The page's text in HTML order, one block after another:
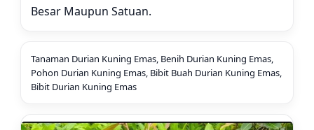
Besar Maupun Satuan.
Tanaman Durian Kuning Emas, Benih Durian Kuning Emas,
Pohon Durian Kuning Emas, Bibit Buah Durian Kuning Emas,
Bibit Durian Kuning Emas